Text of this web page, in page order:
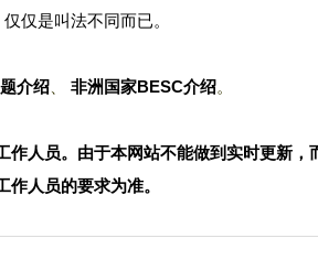
仅是叫法不同而已。
介绍 、非洲国家BESC介绍。
人员。由于本网站不能做到实时更新
人员的要求为准。